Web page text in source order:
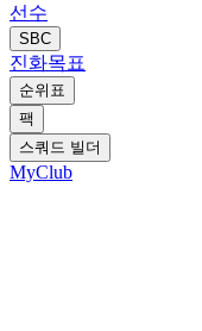
선수
SBC
진화목표
순위표
팩
스쿼드 빌더
MyClub